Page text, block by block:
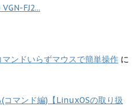
FJ2...
ンドいらずマウスで簡単操作 に
マンド編)【LinuxOSの取り扱